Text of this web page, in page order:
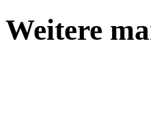
Weitere